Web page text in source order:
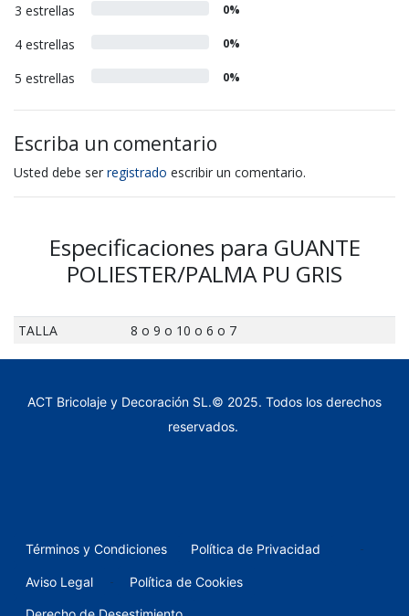
3 estrellas 0%
4 estrellas 0%
5 estrellas 0%
Escriba un comentario
Usted debe ser registrado escribir un comentario.
Especificaciones para GUANTE
POLIESTER/PALMA PU GRIS
TALLA 8 o 9 o 10 o 6 o 7
ACT Bricolaje y Decoración SL.© 2025. Todos los derechos
reservados.
Términos y Condiciones Política de Privacidad -
Aviso Legal - Política de Cookies